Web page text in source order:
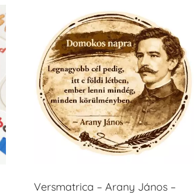
Versmatrica – Arany János –